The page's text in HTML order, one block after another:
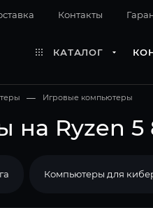
Контакты
КАТАЛОГ
— Игровые компьютеры
на Ryzen 5
Компьютеры для